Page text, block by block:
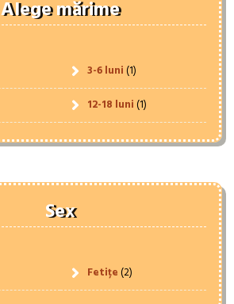
Alege mărime
3-6 luni(1)
12-18 luni(1)
Sex
Fetițe(2)